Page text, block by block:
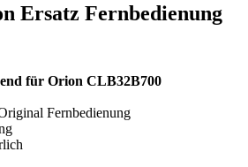
Ersatz Fernbedienung
für Orion CLB32B700
Fernbedienung